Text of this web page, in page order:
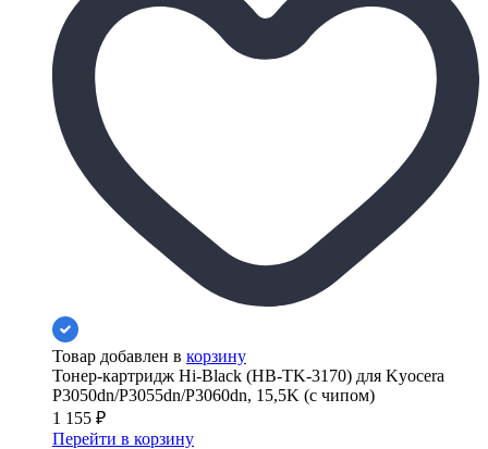
Товар добавлен в корзину
Тонер-картридж Hi-Black (HB-TK-3170) для Kyocera
P3050dn/P3055dn/P3060dn, 15,5K (с чипом)
1 155 ₽
Перейти в корзину